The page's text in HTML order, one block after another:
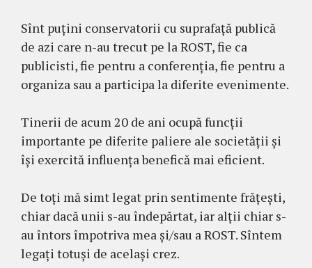
Sînt puțini conservatorii cu suprafață publică
de azi care n-au trecut pe la ROST, fie ca
publicisti, fie pentru a conferenția, fie pentru a
organiza sau a participa la diferite evenimente.
Tinerii de acum 20 de ani ocupă funcții
importante pe diferite paliere ale societății și
își exercită influența benefică mai eficient.
De toți mă simt legat prin sentimente frățești,
chiar dacă unii s-au îndepărtat, iar alții chiar s-
au întors împotriva mea și/sau a ROST. Sîntem
legați totuși de același crez.